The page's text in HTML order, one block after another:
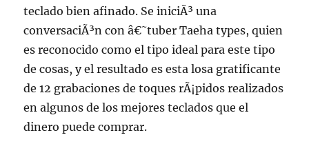
teclado bien afinado. Se iniciÃ³ una
conversaciÃ³n con â€˜tuber Taeha types, quien
es reconocido como el tipo ideal para este tipo
de cosas, y el resultado es esta losa gratificante
de 12 grabaciones de toques rÃ¡pidos realizados
en algunos de los mejores teclados que el
dinero puede comprar.